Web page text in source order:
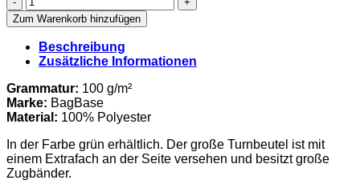
Jürgenshagen
-
Badminton
Turnbeutel
Menge
Zum Warenkorb hinzufügen
Beschreibung
Zusätzliche Informationen
Grammatur: 100 g/m²
Marke: BagBase
Material: 100% Polyester
In der Farbe grün erhältlich. Der große Turnbeutel ist mit
einem Extrafach an der Seite versehen und besitzt große
Zugbänder.